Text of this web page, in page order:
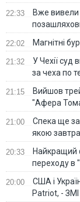
22:33
Вже вивели
22:02 Магнітні
21:32
У Чехії суд
за чеха по
21:15
Вийшов
"Афера
21:00
Спека ще
якою
20:33
Найкращий
переходу в
20:00
США і
Patriot, - ЗМІ